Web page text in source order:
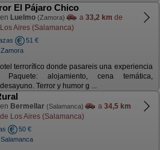
El Pájaro Chico
Luelmo (Zamora) a 33,2 km de
Aires (Salamanca)
51 €
terrorífico donde pasareis una experiencia
Paquete: alojamiento, cena temática,
Terror y humor g ...
Bermellar (Salamanca) a 34,5 km
Los Aires (Salamanca)
50 €